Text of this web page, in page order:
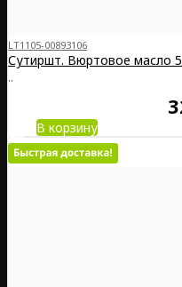
LT1105-00893106
Сутиршт. Вюртовое масло
..
В корзину